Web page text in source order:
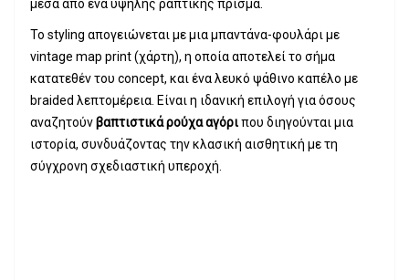
μέσα από ένα υψηλής ραπτικής πρίσμα.
Το styling απογειώνεται με μια μπαντάνα-φουλάρι με
vintage map print (χάρτη), η οποία αποτελεί το σήμα
κατατεθέν του concept, και ένα λευκό ψάθινο καπέλο με
braided λεπτομέρεια. Είναι η ιδανική επιλογή για όσους
αναζητούνβαπτιστικά ρούχα αγόριπου διηγούνται μια
ιστορία, συνδυάζοντας την κλασική αισθητική με τη
σύγχρονη σχεδιαστική υπεροχή.